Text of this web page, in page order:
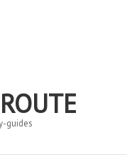
guides